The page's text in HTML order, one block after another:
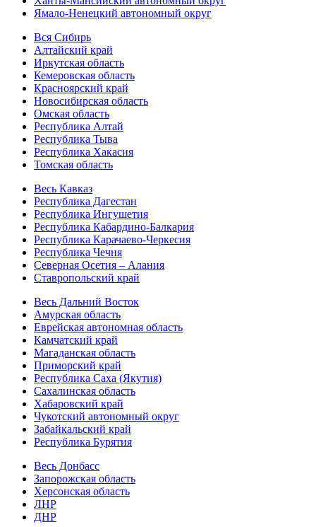
Ямало-Ненецкий автономный округ
Вся Сибирь
Алтайский край
Иркутская область
Кемеровская область
Красноярский край
Новосибирская область
Омская область
Республика Алтай
Республика Тыва
Республика Хакасия
Томская область
Весь Кавказ
Республика Дагестан
Республика Ингушетия
Республика Кабардино-Балкария
Республика Карачаево-Черкесия
Республика Чечня
Северная Осетия – Алания
Ставропольский край
Весь Дальний Восток
Амурская область
Еврейская автономная область
Камчатский край
Магаданская область
Приморский край
Республика Саха (Якутия)
Сахалинская область
Хабаровский край
Чукотский автономный округ
Забайкальский край
Республика Бурятия
Весь Донбасс
Запорожская область
Херсонская область
ЛНР
ДНР